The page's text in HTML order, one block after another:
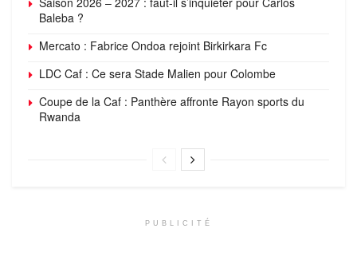
Baleba ?
Mercato : Fabrice Ondoa rejoint Birkirkara Fc
LDC Caf : Ce sera Stade Malien pour Colombe
Coupe de la Caf : Panthère affronte Rayon sports du
Rwanda
PUBLICITÉ